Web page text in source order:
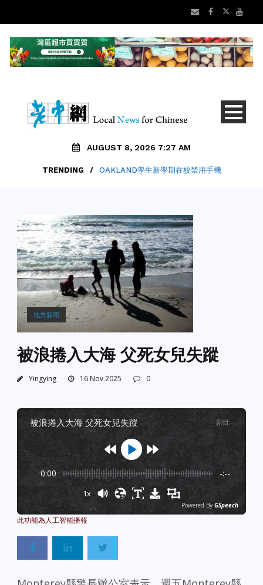
AUGUST 8, 2026 7:27 AM
TRENDING / OAKLAND學生新學期在校禁用手機
地方新聞
被浪捲入大海 父死女兒失蹤
Yingying 16 Nov 2025 0
被浪捲入大海 父死女兒失蹤 剧目 :-
0:00 -:--
1x
Powered By GSpeech